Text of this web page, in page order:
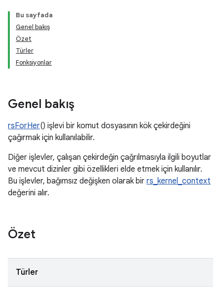
Bu sayfada
Genel bakış
Özet
Türler
Fonksiyonlar
Genel bakış
rsForHer() işlevi bir komut dosyasının kök çekirdeğini
çağırmak için kullanılabilir.
Diğer işlevler, çalışan çekirdeğin çağrılmasıyla ilgili boyutlar
ve mevcut dizinler gibi özellikleri elde etmek için kullanılır.
Bu işlevler, bağımsız değişken olarak bir rs_kernel_context
değerini alır.
Özet
Türler